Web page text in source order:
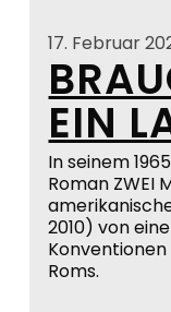
17. Februar
EIN
In seinem
Roman ZWEI
2010) von
Roms.